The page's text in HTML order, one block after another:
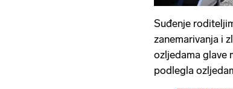
Suđenje
zanemarivanja i
ozljedama glave
podlegla